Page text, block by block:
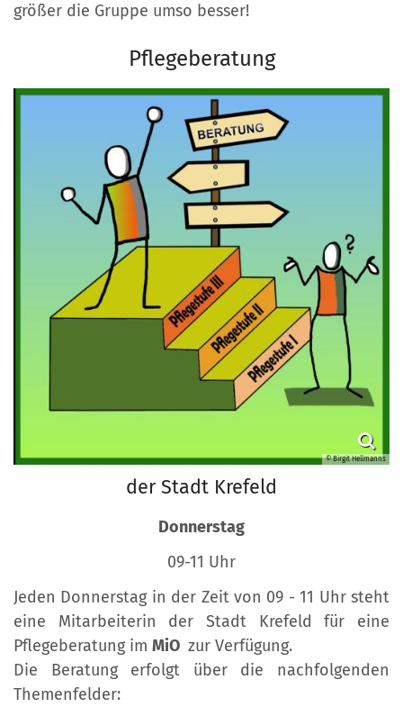
größer die Gruppe umso besser!
Pflegeberatung
© Birgit Hellmanns
der Stadt Krefeld
Donnerstag
09-11 Uhr
Jeden Donnerstag in der Zeit von 09 - 11 Uhr steht
eine Mitarbeiterin der Stadt Krefeld für eine
Pflegeberatung im MiO zur Verfügung.
Die Beratung erfolgt über die nachfolgenden
Themenfelder: